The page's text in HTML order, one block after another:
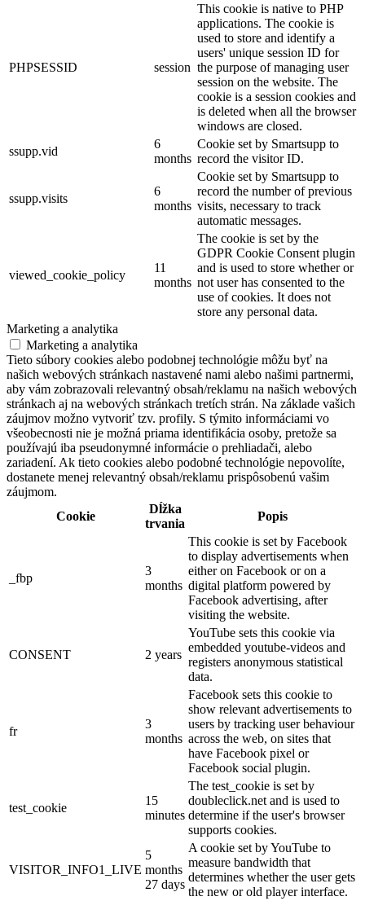
PHPSESSID session
This cookie is native to PHP
applications. The cookie is
used to store and identify a
users' unique session ID for
the purpose of managing user
session on the website. The
cookie is a session cookies and
is deleted when all the browser
windows are closed.
ssupp.vid
6
months
Cookie set by Smartsupp to
record the visitor ID.
ssupp.visits
6
months
Cookie set by Smartsupp to
record the number of previous
visits, necessary to track
automatic messages.
viewed_cookie_policy
11
months
The cookie is set by the
GDPR Cookie Consent plugin
and is used to store whether or
not user has consented to the
use of cookies. It does not
store any personal data.
Marketing a analytika
Marketing a analytika
Tieto súbory cookies alebo podobnej technológie môžu byť na
našich webových stránkach nastavené nami alebo našimi partnermi,
aby vám zobrazovali relevantný obsah/reklamu na našich webových
stránkach aj na webových stránkach tretích strán. Na základe vašich
záujmov možno vytvoriť tzv. profily. S týmito informáciami vo
všeobecnosti nie je možná priama identifikácia osoby, pretože sa
používajú iba pseudonymné informácie o prehliadači, alebo
zariadení. Ak tieto cookies alebo podobné technológie nepovolíte,
dostanete menej relevantný obsah/reklamu prispôsobenú vašim
záujmom.
Cookie
Dĺžka
trvania
Popis
_fbp
3
months
This cookie is set by Facebook
to display advertisements when
either on Facebook or on a
digital platform powered by
Facebook advertising, after
visiting the website.
CONSENT 2 years
YouTube sets this cookie via
embedded youtube-videos and
registers anonymous statistical
data.
fr
3
months
Facebook sets this cookie to
show relevant advertisements to
users by tracking user behaviour
across the web, on sites that
have Facebook pixel or
Facebook social plugin.
test_cookie
15
minutes
The test_cookie is set by
doubleclick.net and is used to
determine if the user's browser
supports cookies.
VISITOR_INFO1_LIVE
5
months
27 days
A cookie set by YouTube to
measure bandwidth that
determines whether the user gets
the new or old player interface.